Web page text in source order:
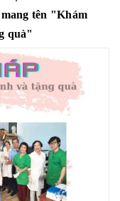
tên "Khám
quà"